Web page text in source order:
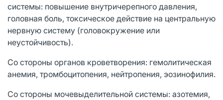
системы: повышение внутричерепного давления,
головная боль, токсическое действие на центральную
нервную систему (головокружение или
неустойчивость).
Со стороны органов кроветворения: гемолитическая
анемия, тромбоцитопения, нейтропения, эозинофилия.
Со стороны мочевыделительной системы: азотемия,